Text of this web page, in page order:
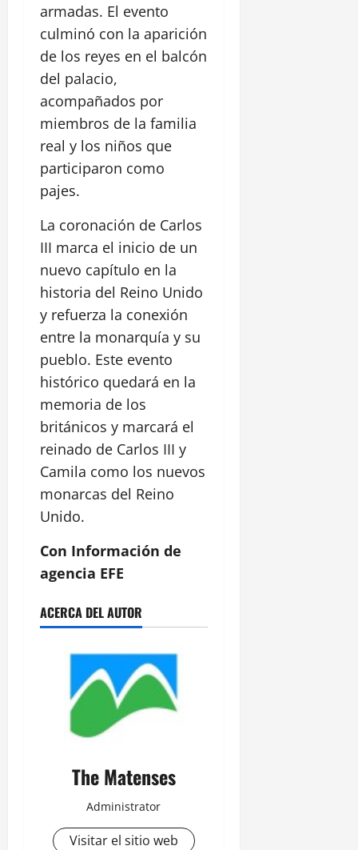
armadas. El evento
culminó con la aparición
de los reyes en el balcón
del palacio,
acompañados por
miembros de la familia
real y los niños que
participaron como
pajes.
La coronación de Carlos
III marca el inicio de un
nuevo capítulo en la
historia del Reino Unido
y refuerza la conexión
entre la monarquía y su
pueblo. Este evento
histórico quedará en la
memoria de los
británicos y marcará el
reinado de Carlos III y
Camila como los nuevos
monarcas del Reino
Unido.
Con Información de
agencia EFE
ACERCA DEL AUTOR
The Matenses
Administrator
Visitar el sitio web